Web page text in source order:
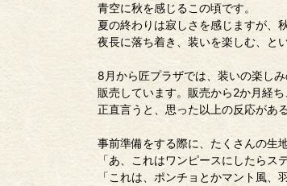
青空に秋を感じるこの頃です。
夏の終わりは寂しさを感じますが、
夜長に落ち着き、装いを楽しむ、と
8月から匠プラザでは、装いの楽し
販売しています。販売から2か月経
正直言うと、思った以上の反応があ
事前準備をする際に、たくさんの生
「あ、これはワンピースにしたらステ
「これは、ポンチョとかマント風、